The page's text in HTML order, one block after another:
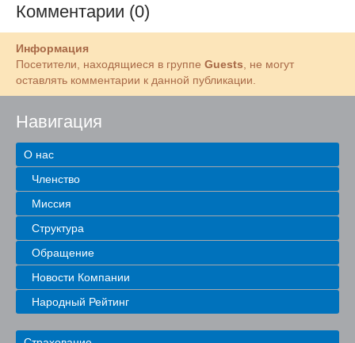
Комментарии (0)
Информация
Посетители, находящиеся в группе Guests , не могут
оставлять комментарии к данной публикации.
Навигация
О нас
Членство
Миссия
Структура
Обращение
Новости Компании
Народный Рейтинг